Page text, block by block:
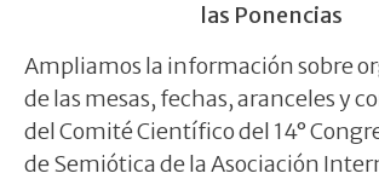
las Ponencias
Ampliamos la información sobre
de las mesas, fechas, aranceles y
del Comité Científico del 14°
de Semiótica de la Asociación